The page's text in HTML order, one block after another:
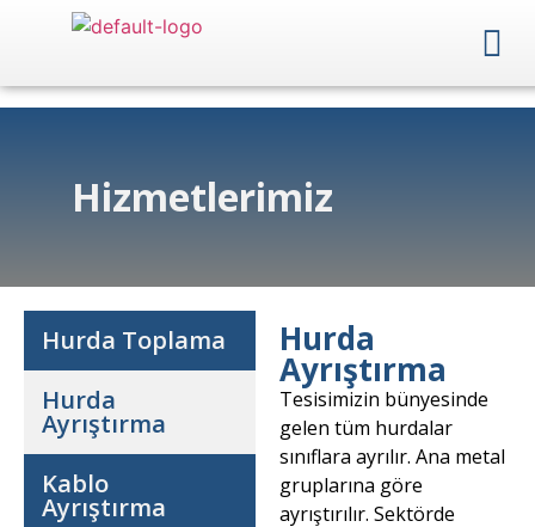
Hizmetlerimiz
Hurda Toplama
Hurda
Ayrıştırma
Kablo
Ayrıştırma
Hurda
Ayrıştırma
Tesisimizin bünyesinde
gelen tüm hurdalar
sınıflara ayrılır. Ana metal
gruplarına göre
ayrıştırılır. Sektörde